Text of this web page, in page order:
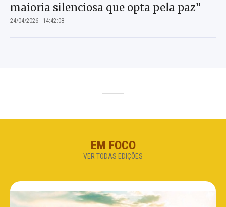
maioria silenciosa que opta pela paz”
24/04/2026 - 14:42:08
EM FOCO
VER TODAS EDIÇÕES